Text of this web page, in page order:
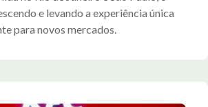
e levando a experiência única
para novos mercados.